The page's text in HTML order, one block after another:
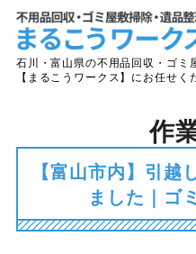
石川・富山県の不用品回収・ゴミ
【まるこうワークス】にお任せく
よくあるご質問
作
【富山市内】引越
ました｜ゴ